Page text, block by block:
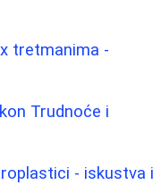
tretmanima -
Trudnoće i
- iskustva i